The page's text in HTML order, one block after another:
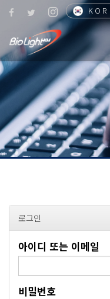
KOR
ENG
CHN
JPN
로그인
아이디 또는 이메일
비밀번호